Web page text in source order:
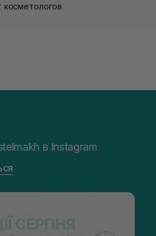
косметологов
в Instagram